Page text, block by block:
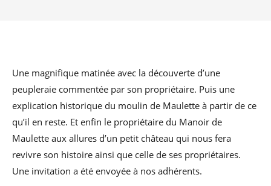
Une magnifique matinée avec la découverte d’une
peupleraie commentée par son propriétaire. Puis une
explication historique du moulin de Maulette à partir de ce
qu’il en reste. Et enfin le propriétaire du Manoir de
Maulette aux allures d’un petit château qui nous fera
revivre son histoire ainsi que celle de ses propriétaires.
Une invitation a été envoyée à nos adhérents.